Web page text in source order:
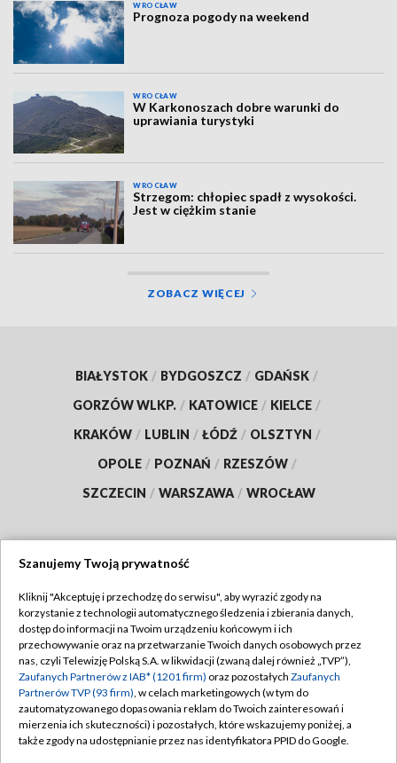
WROCŁAW
Prognoza pogody na weekend
WROCŁAW
W Karkonoszach dobre warunki do
uprawiania turystyki
WROCŁAW
Strzegom: chłopiec spadł z wysokości.
Jest w ciężkim stanie
ZOBACZ WIĘCEJ
BIAŁYSTOK / BYDGOSZCZ / GDAŃSK /
GORZÓW WLKP. / KATOWICE / KIELCE /
KRAKÓW / LUBLIN / ŁÓDŹ / OLSZTYN /
OPOLE / POZNAŃ / RZESZÓW /
SZCZECIN / WARSZAWA / WROCŁAW
TVP
Abonament TVP
Emisja w TVP
Centrum informacji TVP
Naziemna Telewizja Cyfrowa
Regulamin TVP
Polityka prywatności
Moje zgody
Pomoc
Szanujemy Twoją prywatność
Kliknij "Akceptuję i przechodzę do serwisu", aby wyrazić zgody na
korzystanie z technologii automatycznego śledzenia i zbierania danych,
dostęp do informacji na Twoim urządzeniu końcowym i ich
przechowywanie oraz na przetwarzanie Twoich danych osobowych przez
nas, czyli Telewizję Polską S.A. w likwidacji (zwaną dalej również „TVP”),
Zaufanych Partnerów z IAB* (1201 firm) oraz pozostałych Zaufanych
Partnerów TVP (93 firm), w celach marketingowych (w tym do
zautomatyzowanego dopasowania reklam do Twoich zainteresowań i
mierzenia ich skuteczności) i pozostałych, które wskazujemy poniżej, a
także zgody na udostępnianie przez nas identyfikatora PPID do Google.